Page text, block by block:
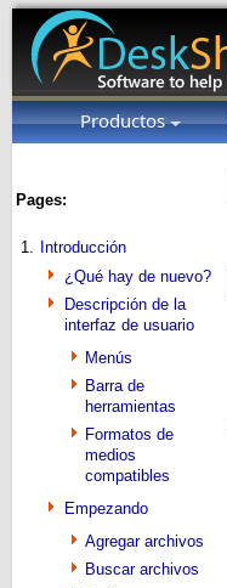
Productos
Pages:
1.
Introducción
¿Qué hay de nuevo?
Descripción de la
interfaz de usuario
Menús
Barra de
herramientas
Formatos de
medios
compatibles
Empezando
Agregar archivos
Buscar archivos